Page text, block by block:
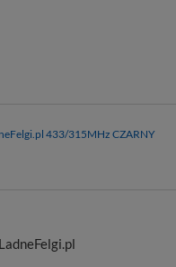
433/315MHz CZARNY